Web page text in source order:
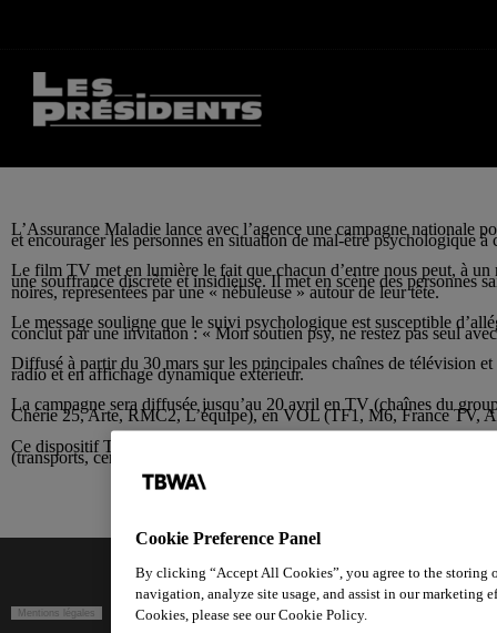
L’Assurance Maladie lance avec l’agence une campagne nationale
et encourager les personnes en situation de mal-être psychologique
Le film TV met en lumière le fait que chacun d’entre nous peut, à
une souffrance discrète et insidieuse. Il met en scène des personnes
noires, représentées par une « nébuleuse » autour de leur tête.
Le message souligne que le suivi psychologique est susceptible
conclut par une invitation : « Mon soutien psy, ne restez pas seul
Diffusé à partir du 30 mars sur les principales chaînes de télévision
radio et en affichage dynamique extérieur.
La campagne sera diffusée jusqu’au 20 avril en TV (chaînes du
Chérie 25, Arte, RMC2, L’équipe), en VOL (TF1, M6, France TV,
Ce dispositif TV est complété par un volet médias audio (Spotify,
(transports, centres commerciaux, salles d’attente médicales) et les
Mentions légales
Cookie Preference Panel
By clicking “Accept All Cookies”, you agree to the storing
navigation, analyze site usage, and assist in our marketing
Cookies, please see our Cookie Policy.